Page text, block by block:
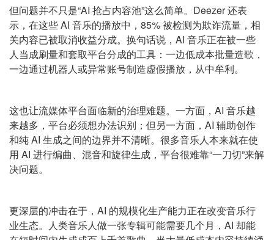
但问题并不只是“AI 抢占内容池”这么简单。Deezer 还表
示，在这些 AI 音乐的播放中，85% 被检测为欺诈流量，相
关内容已被取消收益分成。换句话说，AI 音乐正在被一些
人当成刷量和套取平台分成的工具：一边低成本批量造歌，
一边通过机器人或异常账号制造虚假播放，从中牟利。
这也让流媒体平台面临新的治理难题。一方面，AI 音乐越
来越多，平台必须想办法识别；但另一方面，AI 辅助创作
和纯 AI 生成之间的边界并不清晰。很多音乐人本来就在使
用 AI 进行编曲、混音和旋律生成，平台很难靠“一刀切”来解
决问题。
更深层的冲击在于，AI 的规模化生产能力正在改变音乐行
业生态。人类音乐人做一张专辑可能需要几个月，AI 却能